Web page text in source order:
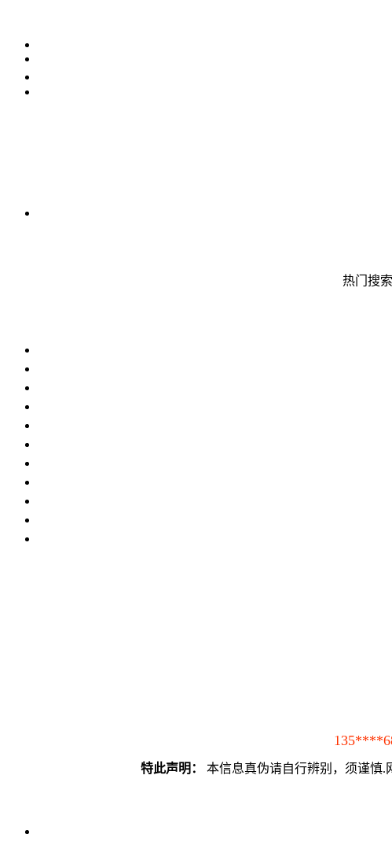
热门搜
特此声明： 本信息真伪请自行辨别，须谨慎.